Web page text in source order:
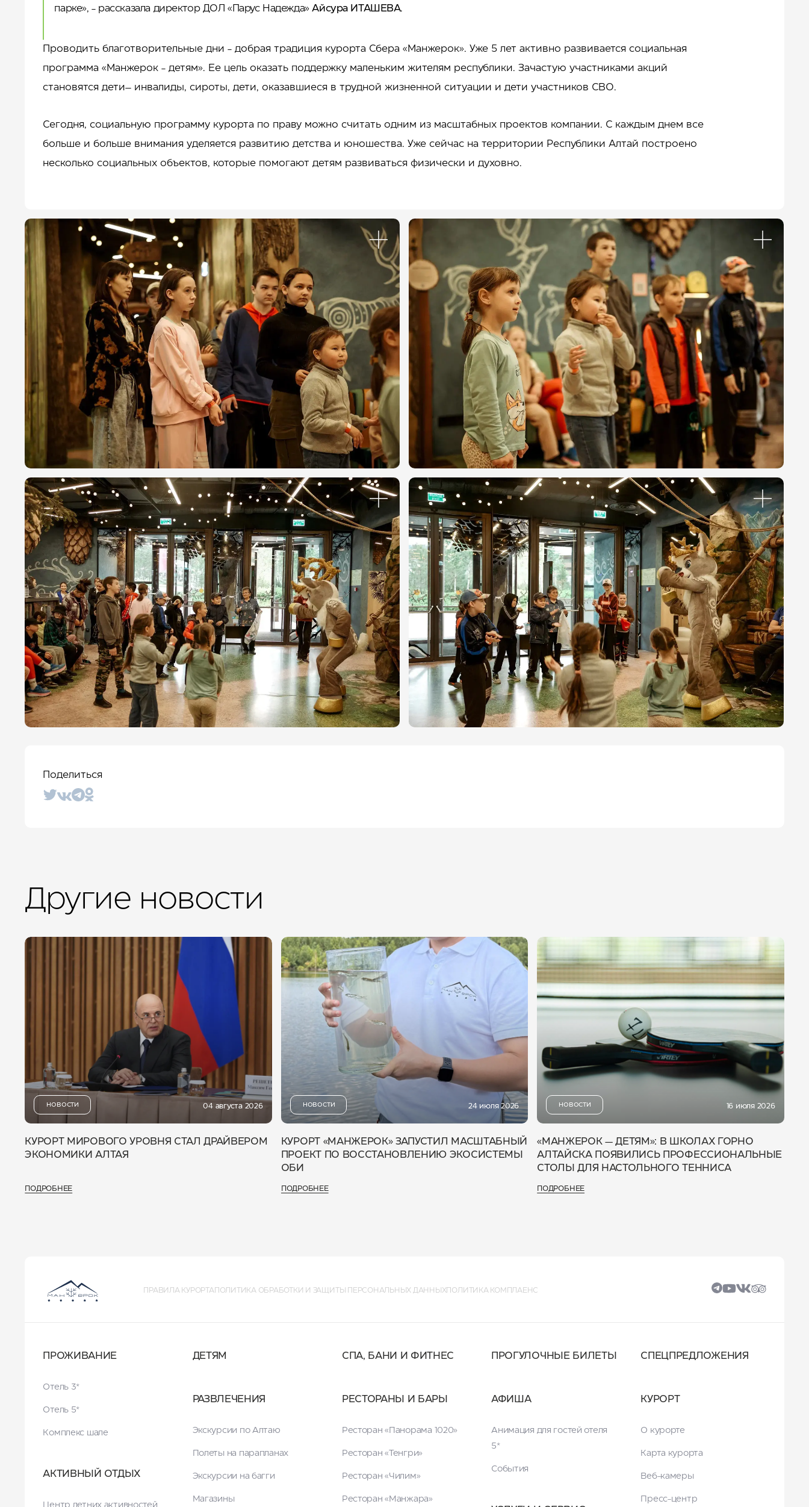
парке», - рассказала директор ДОЛ «Парус Надежда»Айсура ИТАШЕВА.
Проводить благотворительные дни - добрая традиция курорта Сбера «Манжерок». Уже 5 лет активно развивается социальная
программа «Манжерок - детям». Ее цель оказать поддержку маленьким жителям республики. Зачастую участниками акций
становятся дети– инвалиды, сироты, дети, оказавшиеся в трудной жизненной ситуации и дети участников СВО.
Сегодня, социальную программу курорта по праву можно считать одним из масштабных проектов компании. С каждым днем все
больше и больше внимания уделяется развитию детства и юношества. Уже сейчас на территории Республики Алтай построено
несколько социальных объектов, которые помогают детям развиваться физически и духовно.
Поделиться
Другие новости
НОВОСТИ 04 августа 2026
КУРОРТ МИРОВОГО УРОВНЯ СТАЛ ДРАЙВЕРОМ
ЭКОНОМИКИ АЛТАЯ
ПОДРОБНЕЕ
НОВОСТИ 24 июля 2026
КУРОРТ «МАНЖЕРОК» ЗАПУСТИЛ МАСШТАБНЫЙ
ПРОЕКТ ПО ВОССТАНОВЛЕНИЮ ЭКОСИСТЕМЫ
ОБИ
ПОДРОБНЕЕ
НОВОСТИ 16 июля 2026
«МАНЖЕРОК — ДЕТЯМ»: В ШКОЛАХ ГОРНО
АЛТАЙСКА ПОЯВИЛИСЬ ПРОФЕССИОНАЛЬНЫЕ
СТОЛЫ ДЛЯ НАСТОЛЬНОГО ТЕННИСА
ПОДРОБНЕЕ
ПРАВИЛА КУРОРТАПОЛИТИКА ОБРАБОТКИ И ЗАЩИТЫ ПЕРСОНАЛЬНЫХ ДАННЫХПОЛИТИКА КОМПЛАЕНС
ПРОЖИВАНИЕ
Отель 3*
Отель 5*
Комплекс шале
АКТИВНЫЙ ОТДЫХ
Центр летних активностей
ДЕТЯМ
РАЗВЛЕЧЕНИЯ
Экскурсии по Алтаю
Полеты на парапланах
Экскурсии на багги
Магазины
СПА, БАНИ И ФИТНЕС
РЕСТОРАНЫ И БАРЫ
Ресторан «Панорама 1020»
Ресторан «Тенгри»
Ресторан «Чилим»
Ресторан «Манжара»
ПРОГУЛОЧНЫЕ БИЛЕТЫ
АФИША
Анимация для гостей отеля
5*
События
СПЕЦПРЕДЛОЖЕНИЯ
КУРОРТ
О курорте
Карта курорта
Веб-камеры
Пресс-центр